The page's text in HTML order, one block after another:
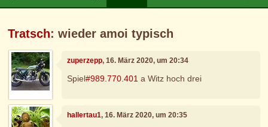
Tratsch: wieder amoi typisch
zuperzepp, 16. März 2020, um 20:34
Spiel#989.770.401 a Witz hoch drei
hallertau1, 16. März 2020, um 20:35